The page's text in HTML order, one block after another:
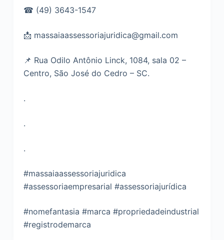
☎ (49) 3643-1547
📩 massaiaassessoriajuridica@gmail.com
📌 Rua Odilo Antônio Linck, 1084, sala 02 –
Centro, São José do Cedro – SC.
.
.
.
#massaiaassessoriajuridica
#assessoriaempresarial #assessoriajurídica
#nomefantasia #marca #propriedadeindustrial
#registrodemarca